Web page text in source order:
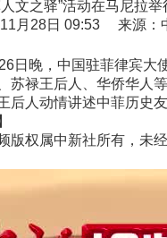
文之驿”活动在马尼拉举
月28日 09:53 来源：
晚，中国驻菲律宾大使
苏禄王后人、华侨华人
人动情讲述中菲历史友
版权属中新社所有，未